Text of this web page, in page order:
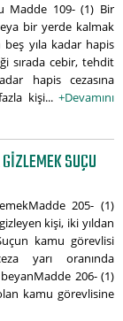
Madde 109- (1) Bir
bir yerde kalmak
yıla kadar hapis
sırada cebir, tehdit
hapis cezasına
kişi... +Devamını
SUÇU
205- (1)
kişi, iki yıldan
kamu görevlisi
yarı oranında
206- (1)
kamu görevlisine